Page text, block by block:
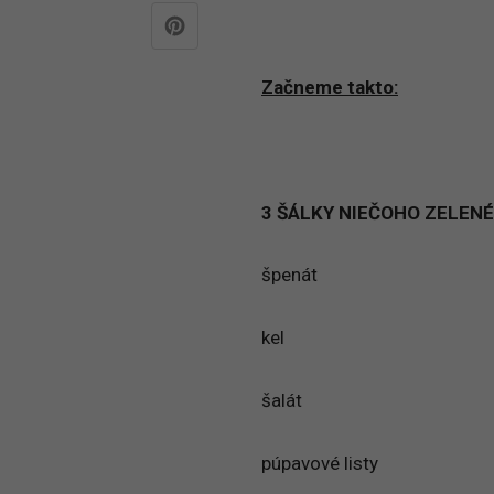
Začneme takto:
3 ŠÁLKY NIEČOHO
špenát
kel
šalát
púpavové listy